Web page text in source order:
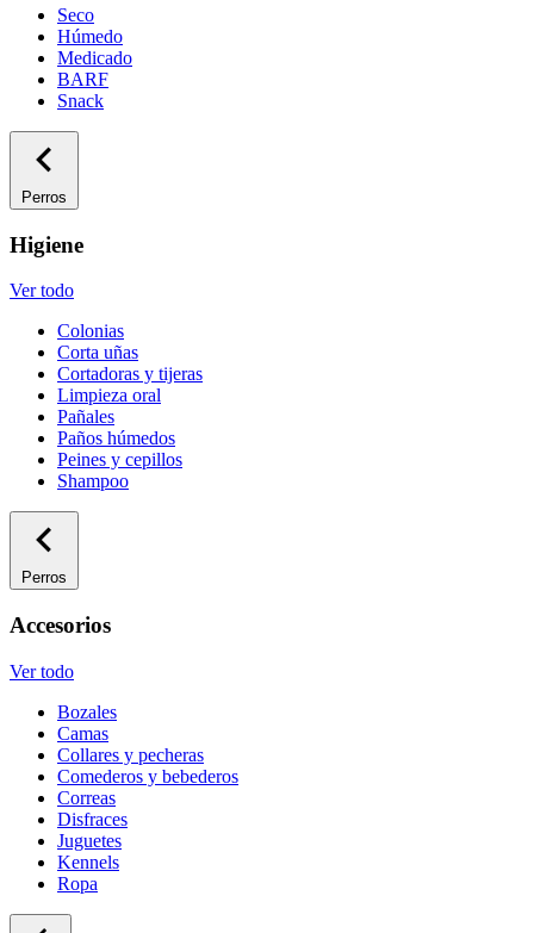
Seco
Húmedo
Medicado
BARF
Snack
Perros
Higiene
Ver todo
Colonias
Corta uñas
Cortadoras y tijeras
Limpieza oral
Pañales
Paños húmedos
Peines y cepillos
Shampoo
Perros
Accesorios
Ver todo
Bozales
Camas
Collares y pecheras
Comederos y bebederos
Correas
Disfraces
Juguetes
Kennels
Ropa